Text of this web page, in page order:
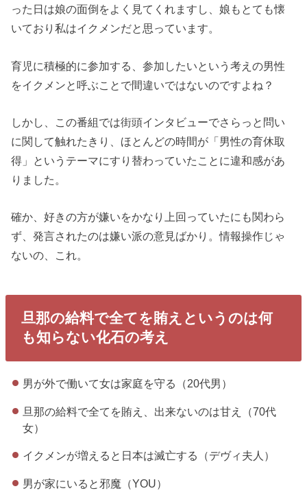
った日は娘の面倒をよく見てくれますし、娘もとても懐
いており私はイクメンだと思っています。
育児に積極的に参加する、参加したいという考えの男性
をイクメンと呼ぶことで間違いではないのですよね？
しかし、この番組では街頭インタビューでさらっと問い
に関して触れたきり、ほとんどの時間が「男性の育休取
得」というテーマにすり替わっていたことに違和感があ
りました。
確か、好きの方が嫌いをかなり上回っていたにも関わら
ず、発言されたのは嫌い派の意見ばかり。情報操作じゃ
ないの、これ。
旦那の給料で全てを賄えというのは何
も知らない化石の考え
男が外で働いて女は家庭を守る（20代男）
旦那の給料で全てを賄え、出来ないのは甘え（70代
女）
イクメンが増えると日本は滅亡する（デヴィ夫人）
男が家にいると邪魔（YOU）